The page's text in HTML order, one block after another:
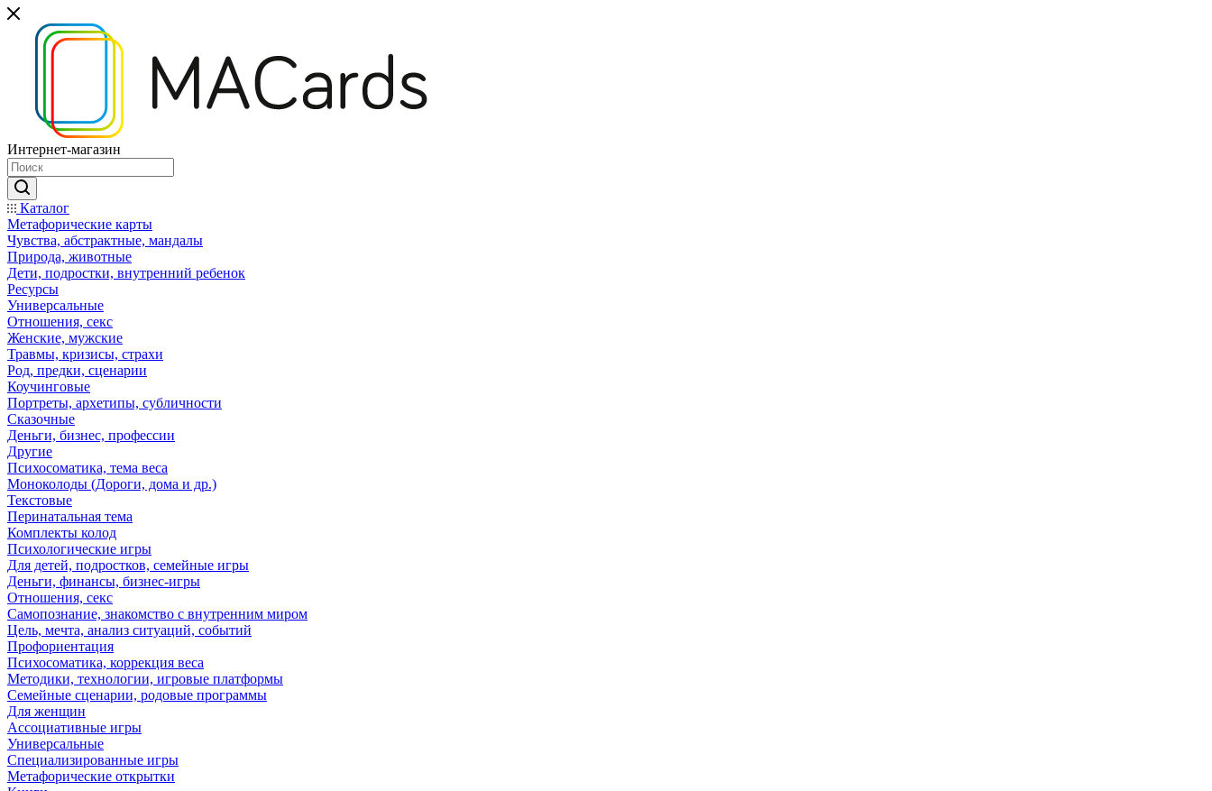
Интернет-магазин
Каталог
Mетафорические карты
Чувства, абстрактные, мандалы
Природа, животные
Дети, подростки, внутренний ребенок
Ресурсы
Универсальные
Отношения, секс
Женские, мужские
Травмы, кризисы, страхи
Род, предки, сценарии
Коучинговые
Портреты, архетипы, субличности
Сказочные
Деньги, бизнес, профессии
Другие
Психосоматика, тема веса
Моноколоды (Дороги, дома и др.)
Текстовые
Перинатальная тема
Комплекты колод
Психологические игры
Для детей, подростков, семейные игры
Деньги, финансы, бизнес-игры
Отношения, секс
Самопознание, знакомство с внутренним миром
Цель, мечта, анализ ситуаций, событий
Профориентация
Психосоматика, коррекция веса
Методики, технологии, игровые платформы
Семейные сценарии, родовые программы
Для женщин
Ассоциативные игры
Универсальные
Специализированные игры
Метафорические открытки